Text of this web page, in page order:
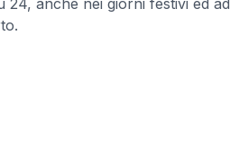
24, anche nei giorni festivi ed ad